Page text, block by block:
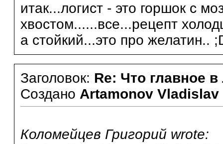
итак...логист - это горшок с
хвостом......все...рецепт
а стойкий...это про желатин..
Заголовок: Re: Что главное в
Создано Artamonov Vladislav
Коломейцев Григорий wrote: